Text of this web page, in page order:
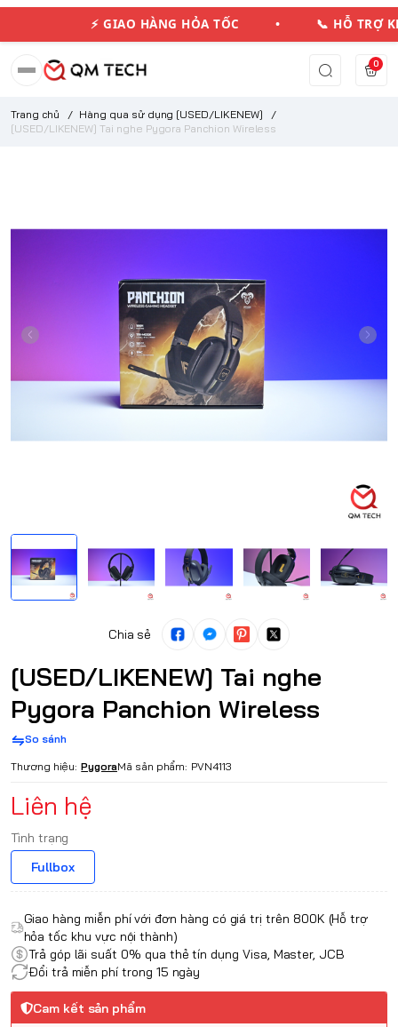
⚡ GIAO HÀNG HỎA TỐC • 📞 HỖ
0
Trang chủ / Hàng qua sử dụng [USED/LIKENEW]
/
[USED/LIKENEW] Tai nghe Pygora Panchion Wireless
Chia sẻ
[USED/LIKENEW] Tai nghe
Pygora Panchion Wireless
So sánh
Thương hiệu: PygoraMã sản phẩm: PVN4113
Liên hệ
Tình trạng
Fullbox
Giao hàng miễn phí với đơn hàng có giá trị trên 800K (Hỗ trợ
hỏa tốc khu vực nội thành)
Trả góp lãi suất 0% qua thẻ tín dụng Visa, Master, JCB
Đổi trả miễn phí trong 15 ngày
Cam kết sản phẩm